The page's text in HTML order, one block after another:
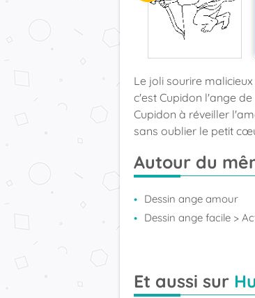
Le joli sourire
c'est Cupidon l'ange
Cupidon à réveiller
sans oublier le petit
Autour du
Dessin ange amour
Dessin ange facile >
Et aussi sur